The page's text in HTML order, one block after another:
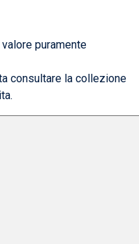
puramente
consultare la collezione